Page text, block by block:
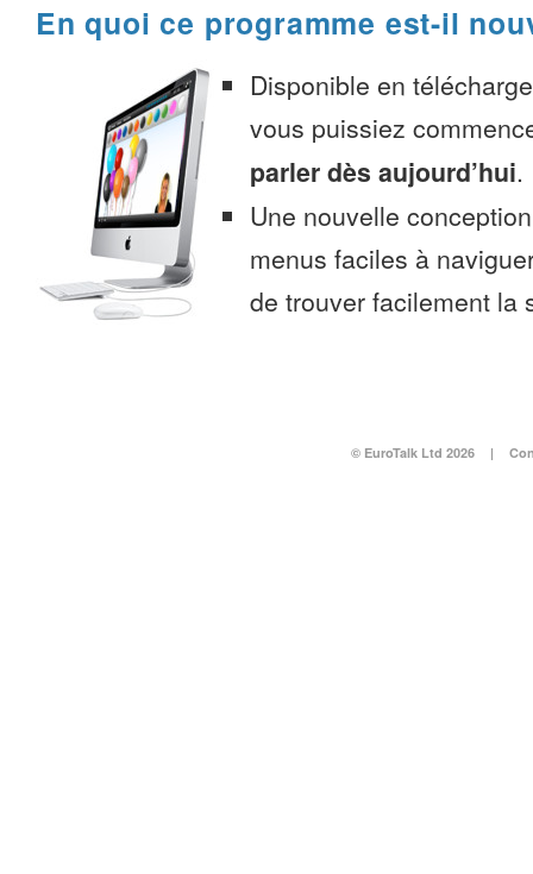
En quoi ce programme est-il
Disponible en
vous puissiez
parler dès aujourd’hui.
Une nouvelle
menus faciles à
de trouver facilement la
© EuroTalk Ltd 2026 |